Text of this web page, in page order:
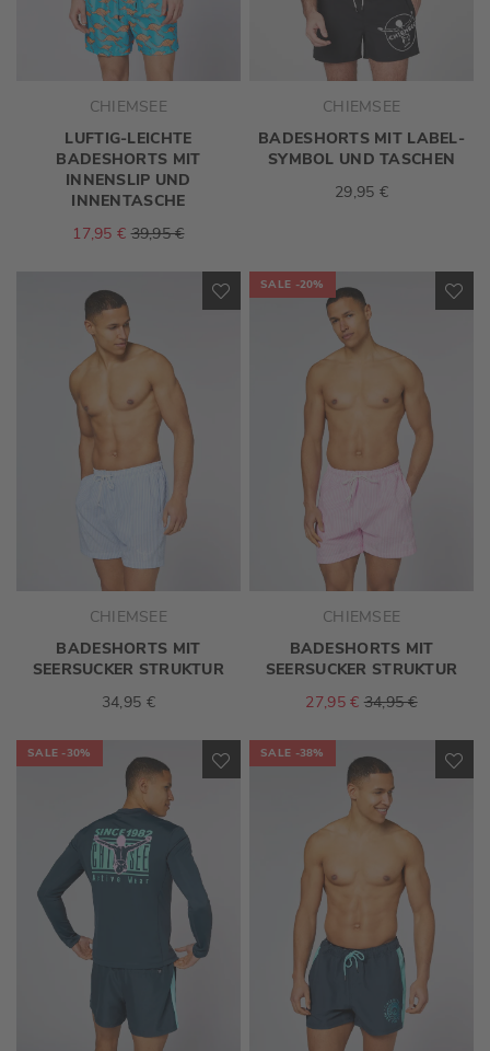
CHIEMSEE
LUFTIG-LEICHTE
BADESHORTS MIT
INNENSLIP UND
INNENTASCHE
17,95 € 39,95 €
CHIEMSEE
BADESHORTS MIT LABEL-
SYMBOL UND TASCHEN
29,95 €
ZUR
WUNSCHLISTE
HINZUFÜGEN
CHIEMSEE
BADESHORTS MIT
SEERSUCKER STRUKTUR
34,95 €
SALE -20%
CHIEMSEE
BADESHORTS MIT
SEERSUCKER STRUKTUR
27,95 € 34,95 €
SALE -30%
ZUR
WUNSCHLISTE
HINZUFÜGEN
SALE -38%